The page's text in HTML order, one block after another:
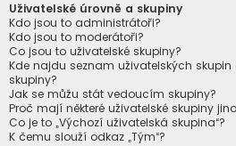
Uživatelské úrovně a skupiny
Kdo jsou to administrátoři?
Kdo jsou to moderátoři?
Co jsou to uživatelské skupiny?
Kde najdu seznam uživatelských
skupiny?
Jak se můžu stát vedoucím skupiny?
Proč mají některé uživatelské skupiny
Co je to „Výchozí uživatelská skupina“?
K čemu slouží odkaz „Tým“?